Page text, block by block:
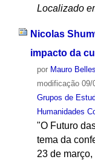
Localizado
Nicolas
impacto da
por Mauro
modificação09/
Grupos de
Humanidades
"O Futuro
tema da
23 de